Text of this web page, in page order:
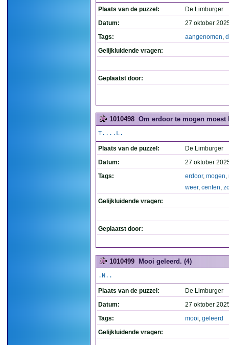
Plaats van de puzzel:
De Limburger
Datum:
27 oktober
Tags:
aangenomen,
Gelijkluidende vragen:
Geplaatst door:
1010498 Om erdoor te mogen moest
T....L.
Plaats van de puzzel:
De Limburger
Datum:
27 oktober
Tags:
erdoor, mogen,
weer, centen,
Gelijkluidende vragen:
Geplaatst door:
1010499 Mooi geleerd. (4)
.N..
Plaats van de puzzel:
De Limburger
Datum:
27 oktober
Tags:
mooi, geleerd
Gelijkluidende vragen: